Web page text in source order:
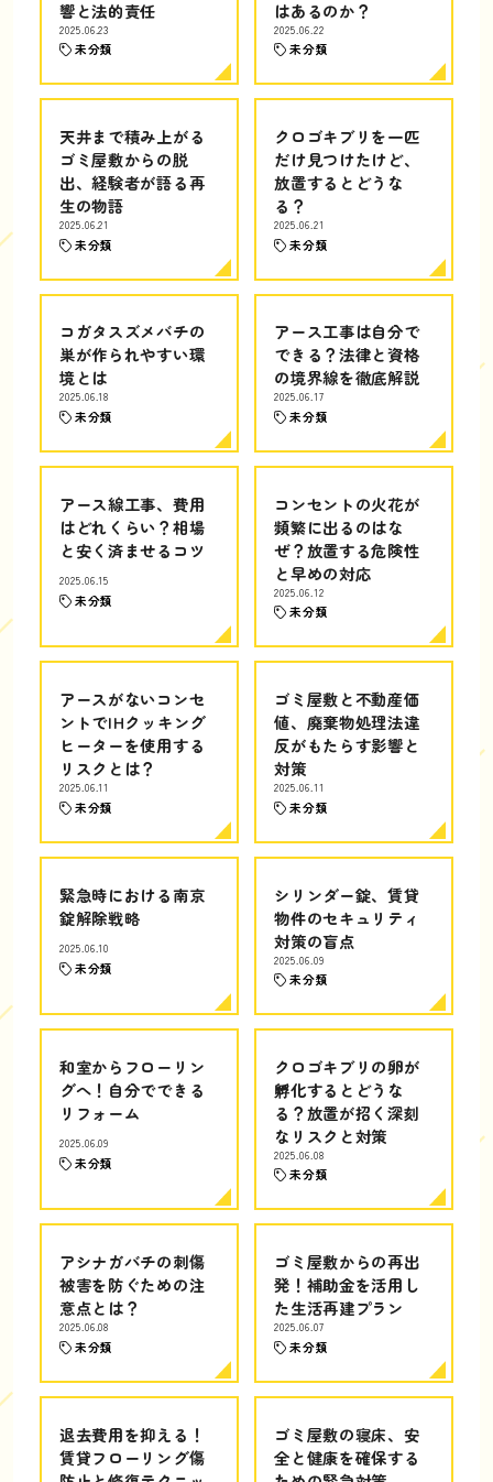
響と法的責任
2025.06.23
未分類
はあるのか？
2025.06.22
未分類
天井まで積み上がる
ゴミ屋敷からの脱
出、経験者が語る再
生の物語
2025.06.21
未分類
クロゴキブリを一匹
だけ見つけたけど、
放置するとどうな
る？
2025.06.21
未分類
コガタスズメバチの
巣が作られやすい環
境とは
2025.06.18
未分類
アース工事は自分で
できる？法律と資格
の境界線を徹底解説
2025.06.17
未分類
アース線工事、費用
はどれくらい？相場
と安く済ませるコツ
2025.06.15
未分類
コンセントの火花が
頻繁に出るのはな
ぜ？放置する危険性
と早めの対応
2025.06.12
未分類
アースがないコンセ
ントでIHクッキング
ヒーターを使用する
リスクとは？
2025.06.11
未分類
ゴミ屋敷と不動産価
値、廃棄物処理法違
反がもたらす影響と
対策
2025.06.11
未分類
緊急時における南京
錠解除戦略
2025.06.10
未分類
シリンダー錠、賃貸
物件のセキュリティ
対策の盲点
2025.06.09
未分類
和室からフローリン
グへ！自分でできる
リフォーム
2025.06.09
未分類
クロゴキブリの卵が
孵化するとどうな
る？放置が招く深刻
なリスクと対策
2025.06.08
未分類
アシナガバチの刺傷
被害を防ぐための注
意点とは？
2025.06.08
未分類
ゴミ屋敷からの再出
発！補助金を活用し
た生活再建プラン
2025.06.07
未分類
退去費用を抑える！
賃貸フローリング傷
ゴミ屋敷の寝床、安
全と健康を確保する